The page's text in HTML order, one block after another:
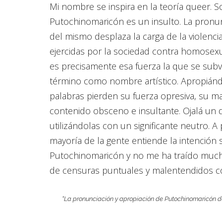
Mi nombre se inspira en la teoría queer.
Putochinomaricón es un insulto. La
del mismo desplaza la carga de la
ejercidas por la sociedad contra
es precisamente esa fuerza la que se
término como nombre artístico.
palabras pierden su fuerza opresiva, su
contenido obsceno e insultante. Ojalá un
utilizándolas con un significante neutro. A
mayoría de la gente entiende la intención
Putochinomaricón y no me ha traído
de censuras puntuales y malentendidos
“La pronunciación y apropiación de Putochinomaricón